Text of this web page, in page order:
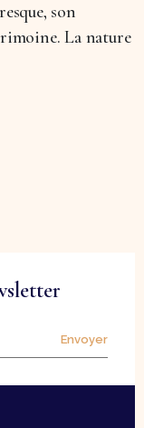
son
La nature
Envoyer